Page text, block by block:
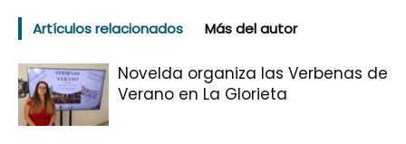
Artículos relacionados Más del autor
Novelda organiza las Verbenas de
Verano en La Glorieta